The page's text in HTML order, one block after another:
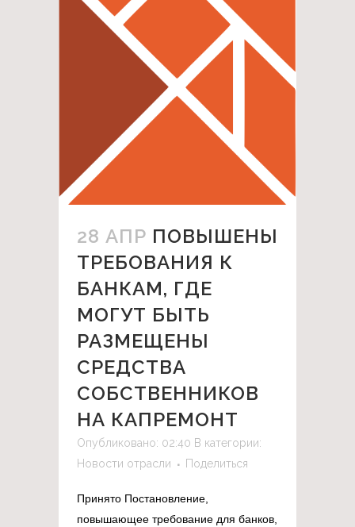
28 АПР ПОВЫШЕНЫ
ТРЕБОВАНИЯ К
БАНКАМ, ГДЕ
МОГУТ БЫТЬ
РАЗМЕЩЕНЫ
СРЕДСТВА
СОБСТВЕННИКОВ
НА КАПРЕМОНТ
Опубликовано: 02:40 В категории:
Новости отрасли
Поделиться
Принято Постановление,
повышающее требование для банков,